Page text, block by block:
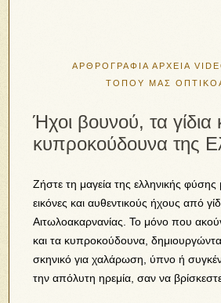
ΑΡΘΡΟΓΡΑΦΙΑ ΑΡΧΕΙΑ
ΤΟΠΟΥ ΜΑΣ
Ήχοι βουνού, τα γίδια
κυπροκούδουνα της
Ζήστε τη μαγεία της ελληνικής φύσης
εικόνες και αυθεντικούς ήχους από
Αιτωλοακαρνανίας. Το μόνο που
και τα κυπροκούδουνα,
σκηνικό για χαλάρωση, ύπνο ή
την απόλυτη ηρεμία, σαν να βρίσκεστε